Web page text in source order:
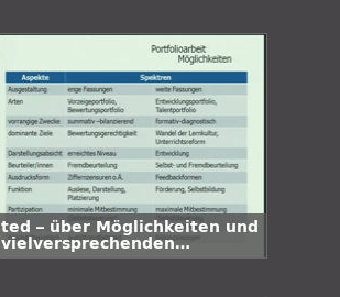
– über Möglichkeiten und